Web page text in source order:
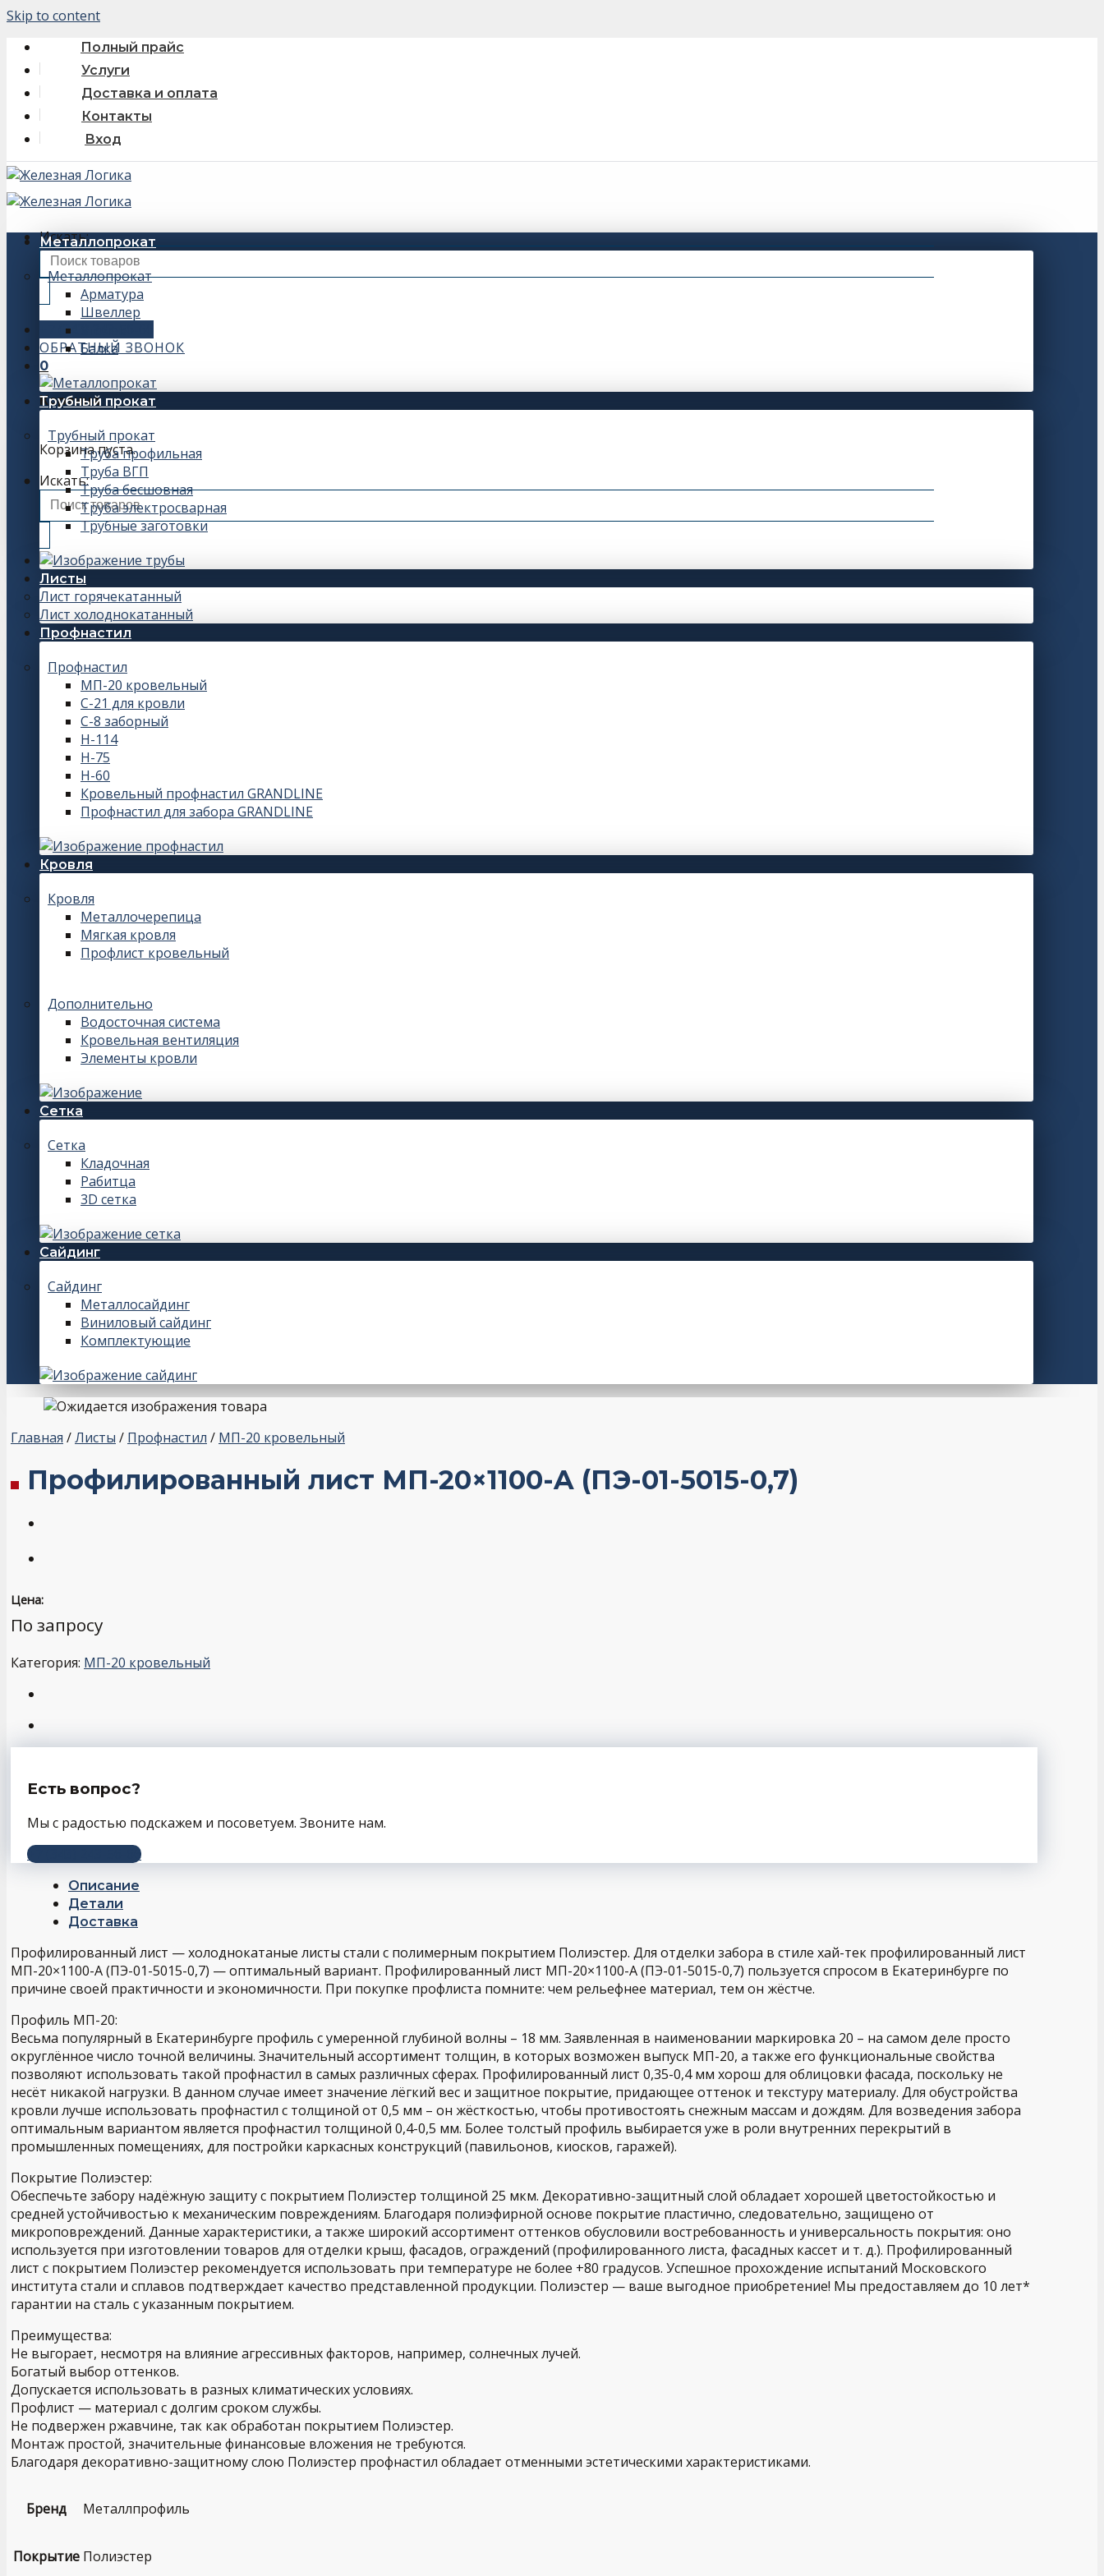
Skip to content
Полный прайс
Услуги
Доставка и оплата
Контакты
Вход
Искать:
+7 (343) 243-56-66
ОБРАТНЫЙ ЗВОНОК
0
Корзина
Корзина пуста.
Искать:
Металлопрокат
Металлопрокат
Арматура
Швеллер
Балка
Трубный прокат
Трубный прокат
Труба профильная
Труба ВГП
Труба бесшовная
Труба электросварная
Трубные заготовки
Листы
Лист горячекатанный
Лист холоднокатанный
Профнастил
Профнастил
МП-20 кровельный
С-21 для кровли
С-8 заборный
Н-114
Н-75
Н-60
Кровельный профнастил GRANDLINE
Профнастил для забора GRANDLINE
Кровля
Кровля
Металлочерепица
Мягкая кровля
Профлист кровельный
Дополнительно
Водосточная система
Кровельная вентиляция
Элементы кровли
Сетка
Сетка
Кладочная
Рабитца
3D сетка
Сайдинг
Сайдинг
Металлосайдинг
Виниловый сайдинг
Комплектующие
Главная /Листы / Профнастил / МП-20 кровельный
Профилированный лист МП-20×1100-A (ПЭ-01-5015-0,7)
Цена:
По запросу
Категория: МП-20 кровельный
Есть вопрос?
Мы с радостью подскажем и посоветуем. Звоните нам.
+7 (343) 243-56-66
Описание
Детали
Доставка
Профилированный лист — холоднокатаные листы стали с полимерным покрытием Полиэстер. Для отделки забора в стиле хай-тек профилированный лист
МП-20×1100-A (ПЭ-01-5015-0,7) — оптимальный вариант. Профилированный лист МП-20×1100-A (ПЭ-01-5015-0,7) пользуется спросом в Екатеринбурге по
причине своей практичности и экономичности. При покупке профлиста помните: чем рельефнее материал, тем он жёстче.
Профиль МП-20:
Весьма популярный в Екатеринбурге профиль с умеренной глубиной волны – 18 мм. Заявленная в наименовании маркировка 20 – на самом деле просто
округлённое число точной величины. Значительный ассортимент толщин, в которых возможен выпуск МП-20, а также его функциональные свойства
позволяют использовать такой профнастил в самых различных сферах. Профилированный лист 0,35-0,4 мм хорош для облицовки фасада, поскольку не
несёт никакой нагрузки. В данном случае имеет значение лёгкий вес и защитное покрытие, придающее оттенок и текстуру материалу. Для обустройства
кровли лучше использовать профнастил с толщиной от 0,5 мм – он жёсткостью, чтобы противостоять снежным массам и дождям. Для возведения забора
оптимальным вариантом является профнастил толщиной 0,4-0,5 мм. Более толстый профиль выбирается уже в роли внутренних перекрытий в
промышленных помещениях, для постройки каркасных конструкций (павильонов, киосков, гаражей).
Покрытие Полиэстер:
Обеспечьте забору надёжную защиту с покрытием Полиэстер толщиной 25 мкм. Декоративно-защитный слой обладает хорошей цветостойкостью и
средней устойчивостью к механическим повреждениям. Благодаря полиэфирной основе покрытие пластично, следовательно, защищено от
микроповреждений. Данные характеристики, а также широкий ассортимент оттенков обусловили востребованность и универсальность покрытия: оно
используется при изготовлении товаров для отделки крыш, фасадов, ограждений (профилированного листа, фасадных кассет и т. д.). Профилированный
лист с покрытием Полиэстер рекомендуется использовать при температуре не более +80 градусов. Успешное прохождение испытаний Московского
института стали и сплавов подтверждает качество представленной продукции. Полиэстер — ваше выгодное приобретение! Мы предоставляем до 10 лет*
гарантии на сталь с указанным покрытием.
Преимущества:
Не выгорает, несмотря на влияние агрессивных факторов, например, солнечных лучей.
Богатый выбор оттенков.
Допускается использовать в разных климатических условиях.
Профлист — материал с долгим сроком службы.
Не подвержен ржавчине, так как обработан покрытием Полиэстер.
Монтаж простой, значительные финансовые вложения не требуются.
Благодаря декоративно-защитному слою Полиэстер профнастил обладает отменными эстетическими характеристиками.
Бренд Металлпрофиль
Покрытие Полиэстер